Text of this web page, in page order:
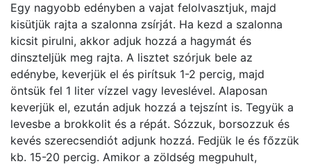
Egy nagyobb edényben a vajat felolvasztjuk, majd
kisütjük rajta a szalonna zsírját. Ha kezd a szalonna
kicsit pirulni, akkor adjuk hozzá a hagymát és
dinszteljük meg rajta. A lisztet szórjuk bele az
edénybe, keverjük el és pirítsuk 1-2 percig, majd
öntsük fel 1 liter vízzel vagy leveslével. Alaposan
keverjük el, ezután adjuk hozzá a tejszínt is. Tegyük a
levesbe a brokkolit és a répát. Sózzuk, borsozzuk és
kevés szerecsendiót adjunk hozzá. Fedjük le és főzzük
kb. 15-20 percig. Amikor a zöldség megpuhult,